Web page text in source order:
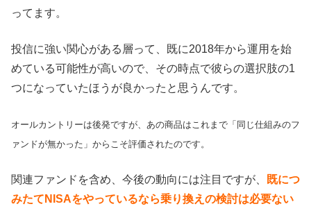
ってます。
投信に強い関心がある層って、既に2018年から運用を始
めている可能性が高いので、その時点で彼らの選択肢の1
つになっていたほうが良かったと思うんです。
オールカントリーは後発ですが、あの商品はこれまで「同じ仕組みのフ
ァンドが無かった」からこそ評価されたのです。
関連ファンドを含め、今後の動向には注目ですが、
既につ
みたてNISAをやっているなら乗り換えの検討は必要ない